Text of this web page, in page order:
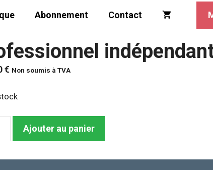
Abonnement Contact
€ Non soumis à TVA
Ajouter au panier